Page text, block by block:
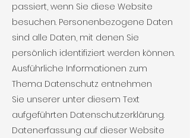
passiert, wenn Sie diese Website
besuchen. Personenbezogene Daten
sind alle Daten, mit denen Sie
persönlich identifiziert werden können.
Ausführliche Informationen zum
Thema Datenschutz entnehmen
Sie unserer unter diesem Text
aufgeführten Datenschutzerklärung.
Datenerfassung auf dieser Website